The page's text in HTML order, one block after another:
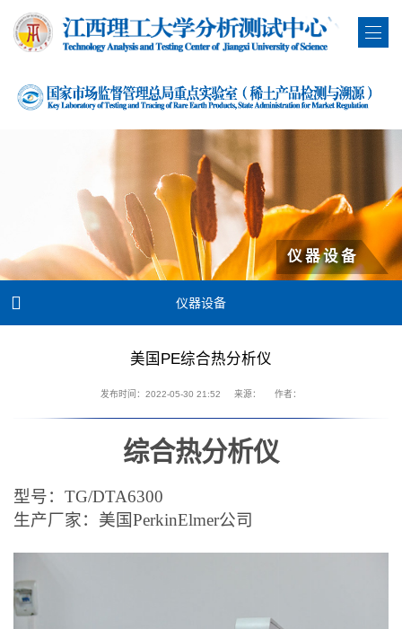
仪器设备
 仪器设备
美国PE综合热分析仪
发布时间：2022-05-30 21:52 来源： 作者：
综合热分析仪
型号： TG/DTA6300
生产厂家： 美国PerkinElmer公司